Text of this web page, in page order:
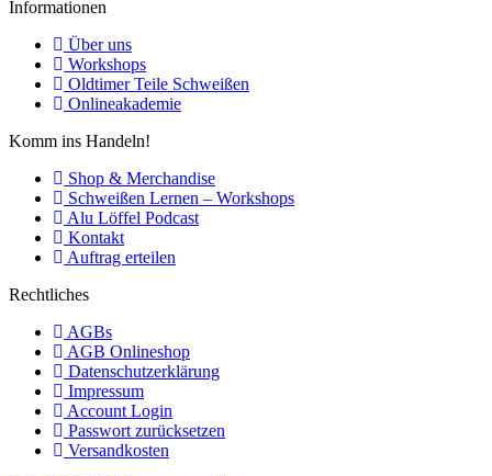
Informationen
Über uns
Workshops
Oldtimer Teile Schweißen
Onlineakademie
Komm ins Handeln!
Shop & Merchandise
Schweißen Lernen – Workshops
Alu Löffel Podcast
Kontakt
Auftrag erteilen
Rechtliches
AGBs
AGB Onlineshop
Datenschutzerklärung
Impressum
Account Login
Passwort zurücksetzen
Versandkosten